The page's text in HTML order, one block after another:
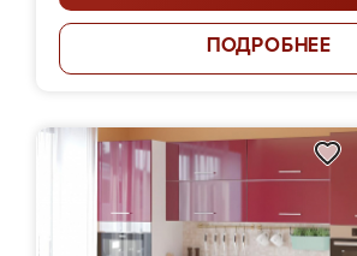
ПОДРОБНЕЕ